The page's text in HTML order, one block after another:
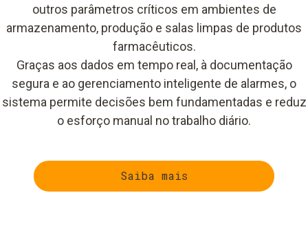
outros parâmetros críticos em ambientes de
armazenamento, produção e salas limpas de produtos
farmacêuticos.
Graças aos dados em tempo real, à documentação
segura e ao gerenciamento inteligente de alarmes, o
sistema permite decisões bem fundamentadas e reduz
o esforço manual no trabalho diário.
Saiba mais